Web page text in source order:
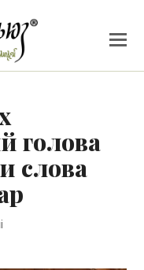
голова
слова